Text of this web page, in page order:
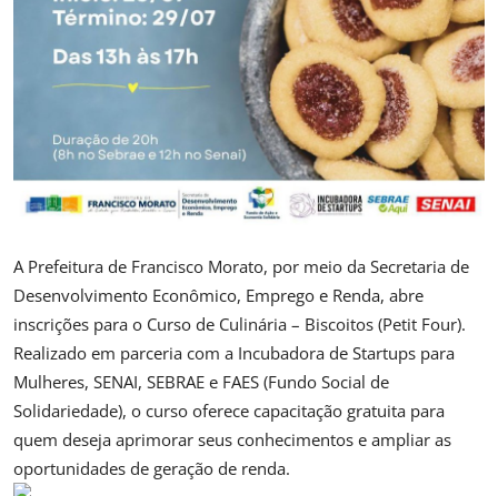
A Prefeitura de Francisco Morato, por meio da Secretaria de
Desenvolvimento Econômico, Emprego e Renda, abre
inscrições para o Curso de Culinária – Biscoitos (Petit Four).
Realizado em parceria com a Incubadora de Startups para
Mulheres, SENAI, SEBRAE e FAES (Fundo Social de
Solidariedade), o curso oferece capacitação gratuita para
quem deseja aprimorar seus conhecimentos e ampliar as
oportunidades de geração de renda.